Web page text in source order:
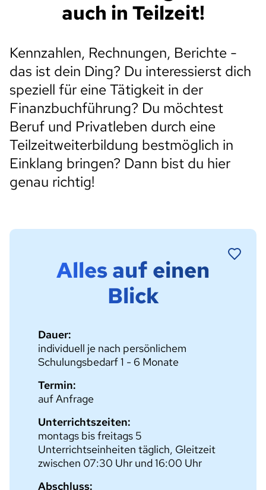
auch in Teilzeit!
Kennzahlen, Rechnungen, Berichte -
das ist dein Ding? Du interessierst dich
speziell für eine Tätigkeit in der
Finanzbuchführung? Du möchtest
Beruf und Privatleben durch eine
Teilzeitweiterbildung bestmöglich in
Einklang bringen? Dann bist du hier
genau richtig!
Alles auf einen
Blick
Dauer:
individuell je nach persönlichem
Schulungsbedarf 1 - 6 Monate
Termin:
auf Anfrage
Unterrichtszeiten:
montags bis freitags 5
Unterrichtseinheiten täglich, Gleitzeit
zwischen 07:30 Uhr und 16:00 Uhr
Abschluss: